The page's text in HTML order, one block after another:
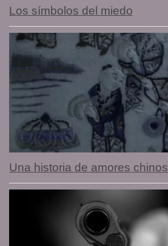
Los símbolos del miedo
Una historia de amores chinos